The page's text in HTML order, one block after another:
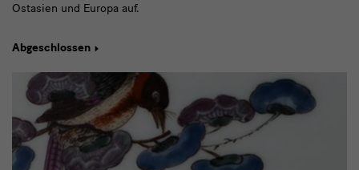
Ostasien und Europa auf.
Abgeschlossen